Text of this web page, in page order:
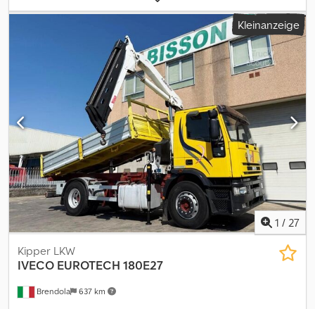
Emissionsklasse:Euro5, Anzahl der Sitzplätze:2, Baujahr:2005,
, Alles super Dcodpfoyd T Hqex Ag UekKleinanzeige
1 / 27
Brendola 637 km
Kipper LKW
IVECO EUROTECH 180E27